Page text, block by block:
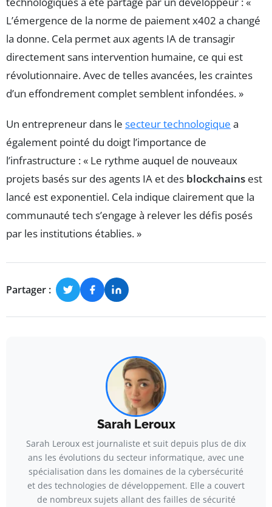
L’émergence de la norme de paiement x402 a changé
la donne. Cela permet aux agents IA de transagir
directement sans intervention humaine, ce qui est
révolutionnaire. Avec de telles avancées, les craintes
d’un effondrement complet semblent infondées. »
Un entrepreneur dans le secteur technologique a
également pointé du doigt l’importance de
l’infrastructure : « Le rythme auquel de nouveaux
projets basés sur des agents IA et des blockchains est
lancé est exponentiel. Cela indique clairement que la
communauté tech s’engage à relever les défis posés
par les institutions établies. »
Partager :
Sarah Leroux
Sarah Leroux est journaliste et suit depuis plus de dix
ans les évolutions du secteur informatique, avec une
spécialisation dans les domaines de la cybersécurité
et des technologies de développement. Elle a couvert
de nombreux sujets allant des failles de sécurité